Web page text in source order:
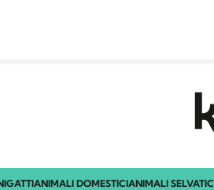
GATTIANIMALI DOMESTICIANIMALI